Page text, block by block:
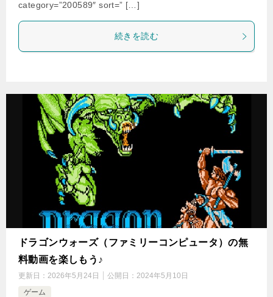
category=”200589″ sort=” […]
続きを読む
ドラゴンウォーズ（ファミリーコンピュータ）の無
料動画を楽しもう♪
更新日： 2026年5月24日 公開日： 2024年5月10日
ゲーム